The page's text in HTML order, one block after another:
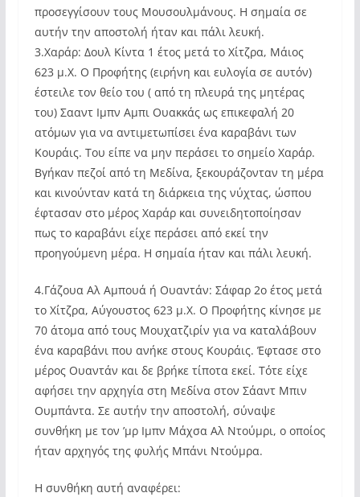
προσεγγίσουν τους Μουσουλμάνους. Η σημαία σε
αυτήν την αποστολή ήταν και πάλι λευκή.
3.Χαράρ: Δουλ Κίντα 1 έτος μετά το Χίτζρα, Μάιος
623 μ.Χ. Ο Προφήτης (ειρήνη και ευλογία σε αυτόν)
έστειλε τον θείο του ( από τη πλευρά της μητέρας
του) Σααντ Ιμπν Αμπι Ουακκάς ως επικεφαλή 20
ατόμων για να αντιμετωπίσει ένα καραβάνι των
Κουράις. Του είπε να μην περάσει το σημείο Χαράρ.
Βγήκαν πεζοί από τη Μεδίνα, ξεκουράζονταν τη μέρα
και κινούνταν κατά τη διάρκεια της νύχτας, ώσπου
έφτασαν στο μέρος Χαράρ και συνειδητοποίησαν
πως το καραβάνι είχε περάσει από εκεί την
προηγούμενη μέρα. Η σημαία ήταν και πάλι λευκή.
4.Γάζουα Αλ Αμπουά ή Ουαντάν: Σάφαρ 2ο έτος μετά
το Χίτζρα, Αύγουστος 623 μ.Χ. Ο Προφήτης κίνησε με
70 άτομα από τους Μουχατζιρίν για να καταλάβουν
ένα καραβάνι που ανήκε στους Κουράις. Έφτασε στο
μέρος Ουαντάν και δε βρήκε τίποτα εκεί. Τότε είχε
αφήσει την αρχηγία στη Μεδίνα στον Σάαντ Μπιν
Ουμπάντα. Σε αυτήν την αποστολή, σύναψε
συνθήκη με τον ’μρ Ιμπν Μάχσα Αλ Ντούμρι, ο οποίος
ήταν αρχηγός της φυλής Μπάνι Ντούμρα.
Η συνθήκη αυτή αναφέρει: